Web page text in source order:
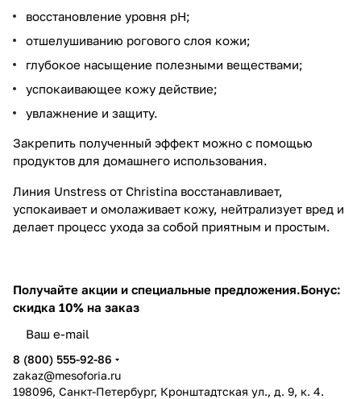
восстановление уровня pH;
отшелушиванию рогового слоя кожи;
глубокое насыщение полезными веществами;
успокаивающее кожу действие;
увлажнение и защиту.
Закрепить полученный эффект можно с помощью
продуктов для домашнего использования.
Линия Unstress от Christina восстанавливает,
успокаивает и омолаживает кожу, нейтрализует вред и
делает процесс ухода за собой приятным и простым.
Получайте акции и специальные предложения.Бонус:
скидка 10% на заказ
8 (800) 555-92-86
zakaz@mesoforia.ru
198096, Санкт-Петербург, Кронштадтская ул., д. 9, к. 4.